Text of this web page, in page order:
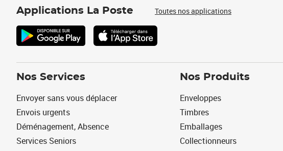
Applications La Poste Toutes nos applications
Nos Services
Envoyer sans vous déplacer
Envois urgents
Déménagement, Absence
Services Seniors
Nos Produits
Enveloppes
Timbres
Emballages
Collectionneurs